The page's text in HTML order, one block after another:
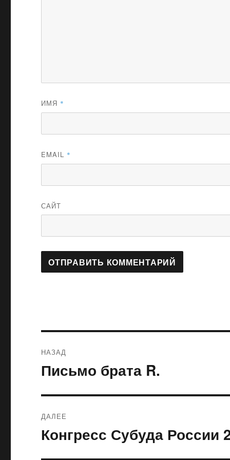
ИМЯ *
EMAIL *
САЙТ
по
НАЗАД
Предыдущая
Письмо брата R.
ДАЛЕЕ
Следующая
Конгресс Субуда России